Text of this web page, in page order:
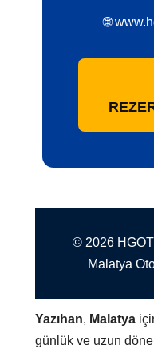
🌐
© 2026
Malatya
Yazıhan, Malatya
günlük ve uzun